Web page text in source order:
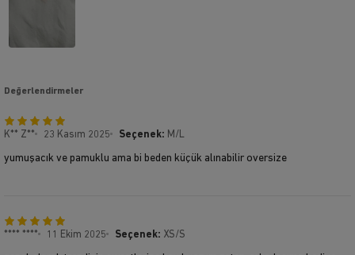
Değerlendirmeler
K** Z** 23 Kasım 2025 Seçenek: M/L
yumuşacık ve pamuklu ama bi beden küçük alınabilir oversize
**** **** 11 Ekim 2025 Seçenek: XS/S